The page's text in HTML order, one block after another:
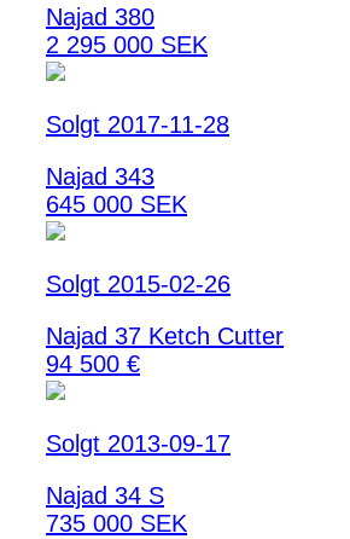
Najad 380
2 295 000 SEK
Solgt 2017-11-28
Najad 343
645 000 SEK
Solgt 2015-02-26
Najad 37 Ketch Cutter
94 500 €
Solgt 2013-09-17
Najad 34 S
735 000 SEK